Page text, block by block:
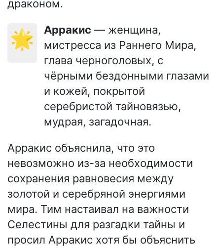
драконом.
🌟 Арракис — женщина,
мистресса из Раннего Мира,
глава черноголовых, с
чёрными бездонными глазами
и кожей, покрытой
серебристой тайновязью,
мудрая, загадочная.
Арракис объяснила, что это
невозможно из-за необходимости
сохранения равновесия между
золотой и серебряной энергиями
мира. Тим настаивал на важности
Селестины для разгадки тайны и
просил Арракис хотя бы объяснить